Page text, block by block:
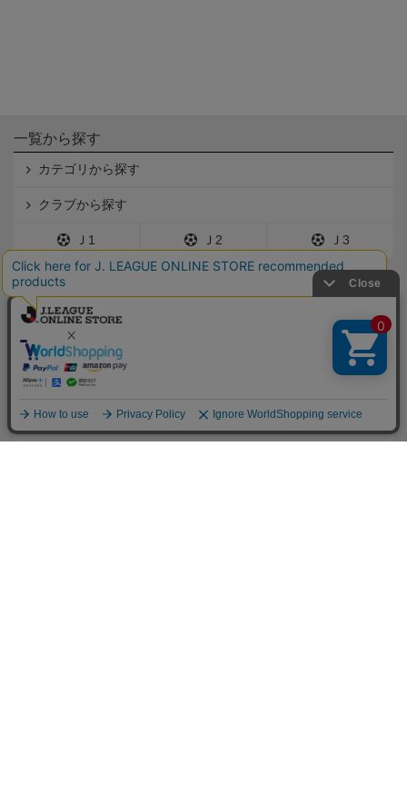
一覧から探す
カテゴリから探す
クラブから探す
Ｊ1 Ｊ2 Ｊ3
インフォメーション
Ｊリーグオンラインストアとは
利用規約
個人情報保護方針
Cookieポリシー